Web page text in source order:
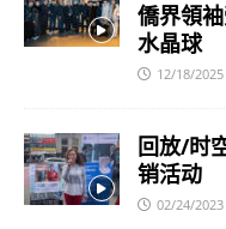
僑界領
水晶球
12/18/2025
回放/时
销活动
02/24/2023